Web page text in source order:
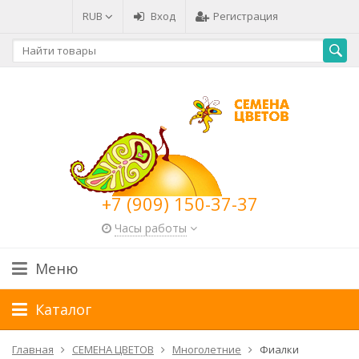
RUB Вход Регистрация
+7 (909) 150-37-37
Часы работы
Меню
Каталог
Главная СЕМЕНА ЦВЕТОВ Многолетние Фиалки